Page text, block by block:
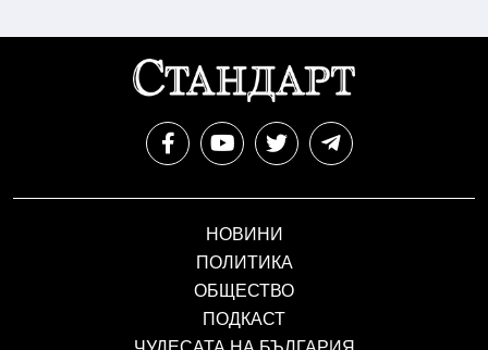
НОВИНИ
ПОЛИТИКА
ОБЩЕСТВО
ПОДКАСТ